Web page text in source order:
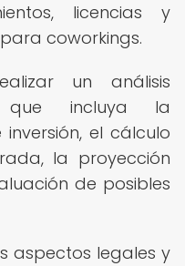
licencias y
coworkings.
un análisis
que incluya la
el cálculo
la proyección
de posibles
aspectos legales y